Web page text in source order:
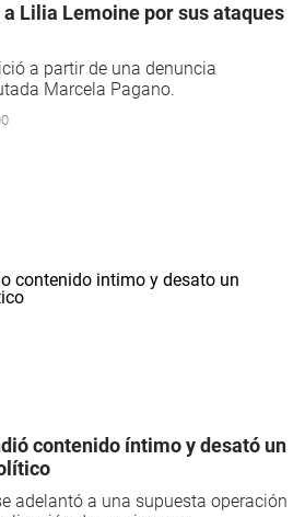
Lilia Lemoine por sus ataques
a partir de una denuncia
Marcela Pagano.
contenido íntimo y desató un
adelantó a una supuesta operación